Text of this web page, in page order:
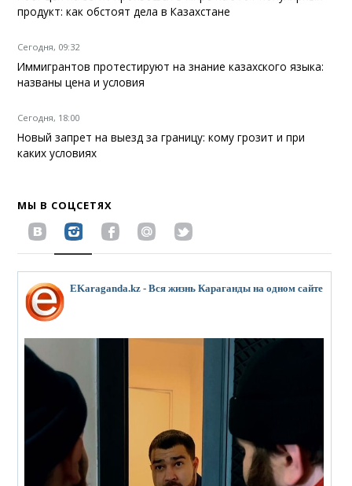
продукт: как обстоят дела в Казахстане
Сегодня, 09:32
Иммигрантов протестируют на знание казахского языка:
названы цена и условия
Сегодня, 18:00
Новый запрет на выезд за границу: кому грозит и при
каких условиях
МЫ В СОЦСЕТЯХ
EKaraganda.kz - Вся жизнь Караганды на одном сайте